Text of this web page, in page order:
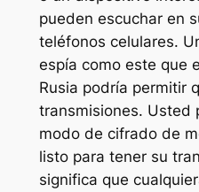
pueden escuchar en
teléfonos celulares.
espía como este que
Rusia podría permitir
transmisiones. Usted
modo de cifrado de
listo para tener su
significa que